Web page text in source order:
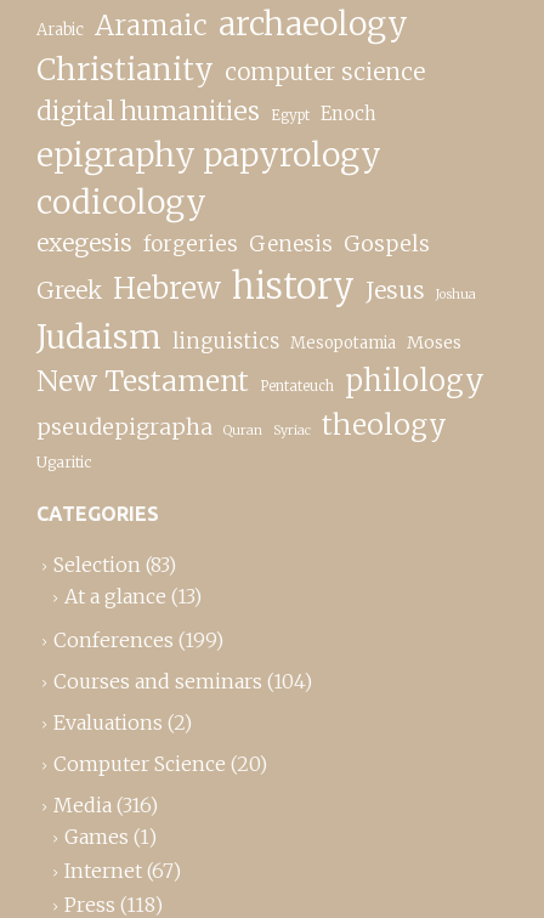
Arabic Aramaic archaeology
Christianity computer science
digital humanities Egypt Enoch
epigraphy papyrology
codicology
exegesis forgeries Genesis Gospels
Greek Hebrew history Jesus Joshua
Judaism linguistics Mesopotamia Moses
New Testament Pentateuch philology
pseudepigrapha Quran Syriac theology
Ugaritic
CATEGORIES
Selection (83)
At a glance (13)
Conferences (199)
Courses and seminars (104)
Evaluations (2)
Computer Science (20)
Media (316)
Games (1)
Internet (67)
Press (118)